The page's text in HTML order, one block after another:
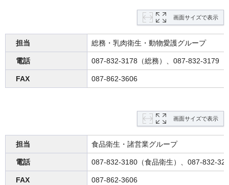
画面サイズで表示
担当 総務・乳肉衛生・動物愛護グループ
電話 087-832-3178（総務）、087-832-3179（
FAX 087-862-3606
画面サイズで表示
担当 食品衛生・諸営業グループ
電話 087-832-3180（食品衛生）、087-832-
FAX 087-862-3606